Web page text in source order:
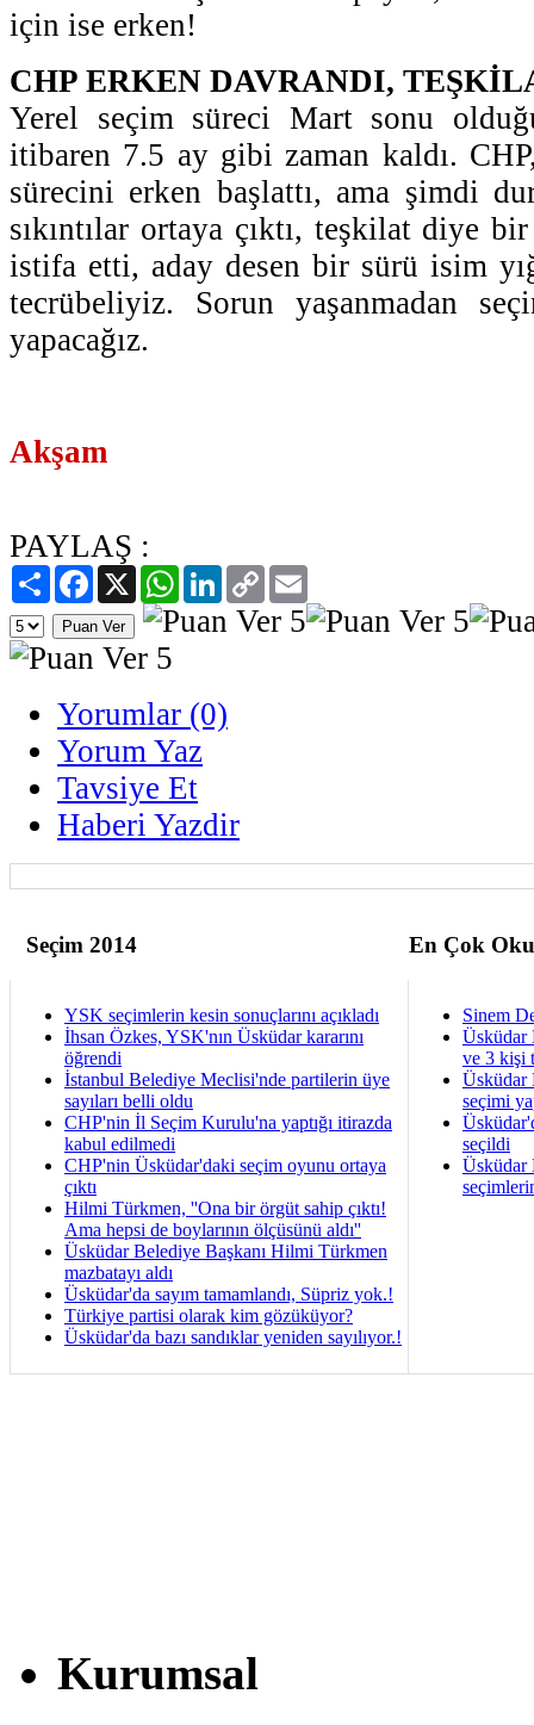
için ise erken!
CHP ERKEN DAVRANDI,
Yerel seçim süreci Mart sonu
itibaren 7.5 ay gibi zaman kaldı.
sürecini erken başlattı, ama şimdi
sıkıntılar ortaya çıktı, teşkilat diye
istifa etti, aday desen bir sürü isim
tecrübeliyiz. Sorun yaşanmadan
yapacağız.
Akşam
PAYLAŞ :
PaylaşFacebook
X WhatsAppLinkedIn
Copy
Link
Yorumlar (0)
Yorum Yaz
Tavsiye Et
Haberi Yazdir
Seçim 2014 En Çok
YSK seçimlerin kesin sonuçlarını açıkladı
İhsan Özkes, YSK'nın Üsküdar kararını
öğrendi
İstanbul Belediye Meclisi'nde partilerin üye
sayıları belli oldu
CHP'nin İl Seçim Kurulu'na yaptığı itirazda
kabul edilmedi
CHP'nin Üsküdar'daki seçim oyunu ortaya
çıktı
Hilmi Türkmen, ''Ona bir örgüt sahip çıktı!
Ama hepsi de boylarının ölçüsünü aldı''
Üsküdar Belediye Başkanı Hilmi Türkmen
mazbatayı aldı
Üsküdar'da sayım tamamlandı, Süpriz yok.!
Türkiye partisi olarak kim gözüküyor?
Üsküdar'da bazı sandıklar yeniden sayılıyor.!
Sinem
Üsküdar
ve 3 kişi
Üsküdar
seçimi
seçildi
Üsküdar
Kurumsal